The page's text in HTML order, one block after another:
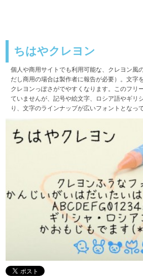
ちはやクレヨン
個人や商用サイトでも利用可能な、クレヨン風
だし商用の場合は製作者に報告が必要）。文字
クレヨンっぽさがでやすくなります。このフリ
ていませんが、記号や絵文字、ロシア語やギリ
り、文字のラインナップが広いフォントとなっ